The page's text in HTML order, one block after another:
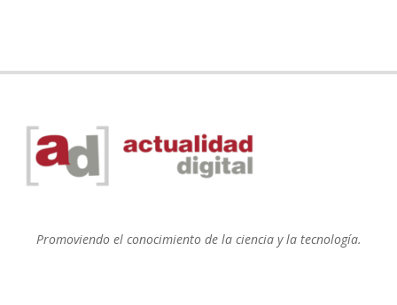
Promoviendo el conocimiento de la ciencia y la tecnología.